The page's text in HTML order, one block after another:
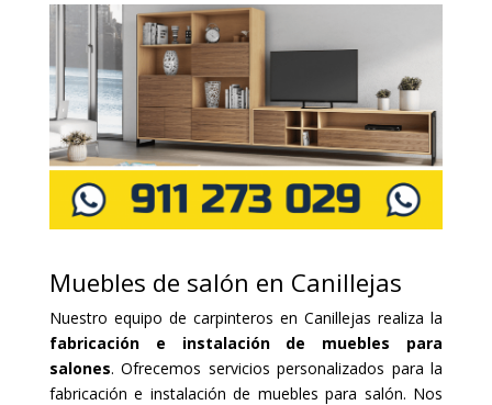
Muebles de salón en Canillejas
Nuestro equipo de carpinteros en Canillejas realiza la
fabricación e instalación de muebles para
salones. Ofrecemos servicios personalizados para la
fabricación e instalación de muebles para salón. Nos